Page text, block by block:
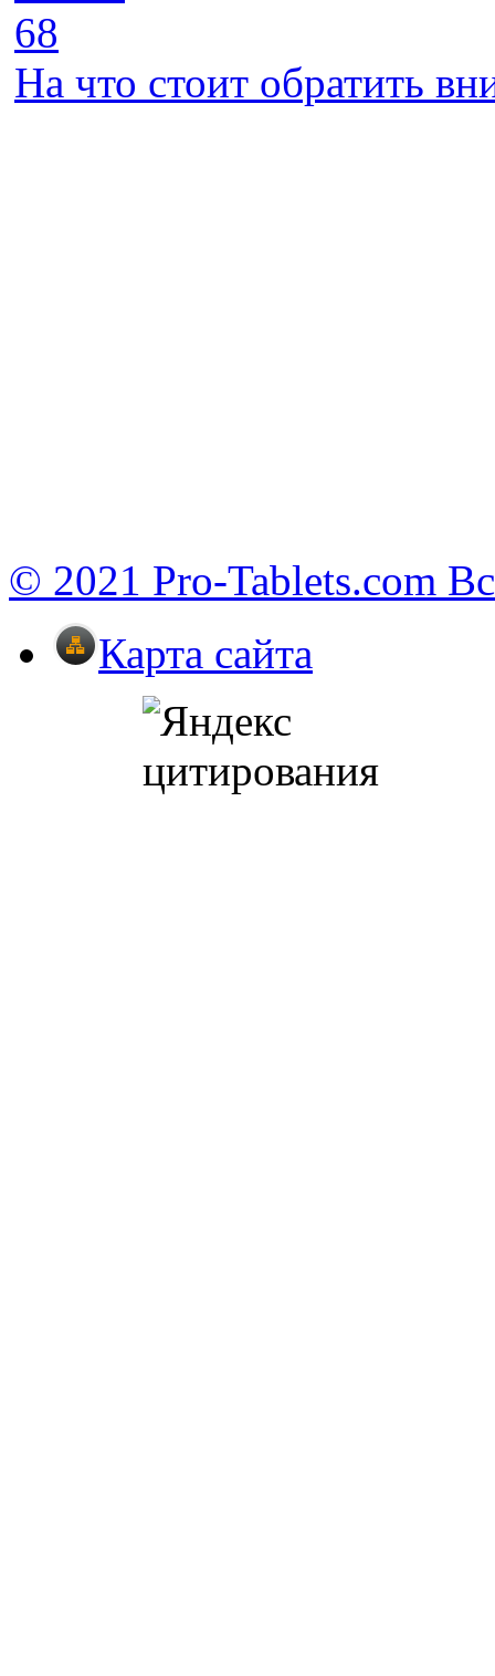
68
На что стоит обратить
© 2021 Pro-Tablets.com
Карта сайта